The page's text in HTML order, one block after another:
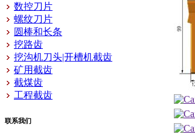
数控刀片
螺纹刀片
圆棒和长条
挖路齿
挖沟机刀头|开槽机截齿
矿用截齿
截煤齿
工程截齿
联系我们